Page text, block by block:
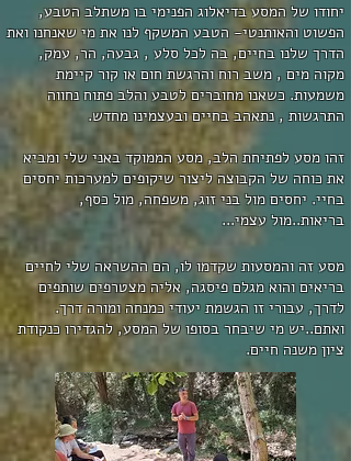
יחודו של המסע בדיאלוג הפנימי בו משתלב הטבע,
הפשוט והאותנטי- הטבע המשקף לנו את מי שאנחנו ואת
הדרך שלנו בחיים, בה לכל סלע , גבעה, הר, עמק,
מקוה מים , משב רוח והרגשת חום או קור קיימת
משמעות. כשאנו מחוברים לטבע והלב פתוח נחווה
התרגשות , נתאהב בחיים ובעצמינו מחדש.
זהו מסע לפתיחת הלב, מסע הממוקד באני שלי ומביא
את כוחה של הקבוצה ליצור שיקופים למערכות יחסים
בחיי. יחסים מול בני זוג, משפחה, מול כסף,
בריאות..מול עצמי...
מסע זה והמסעות שקדמו לו, הם ההשראה שלי לחיים
בריאים והוא מגלם פיסגה, אליה מצטרפים שותפים
לדרך, עבורי זו הגשמת יעודי כמנחה ומורה דרך.
ואתם..יש מי שיבחר בסופו של המסע, להגדירו כנקודת
ציון משנה חיים.